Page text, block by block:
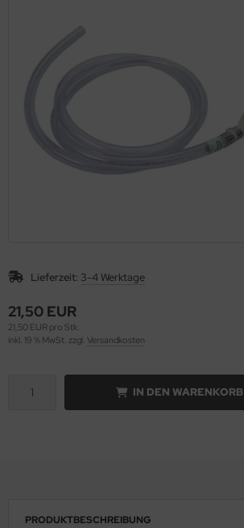
Lieferzeit: 3-4 Werktage
21,50 EUR
21,50 EUR pro Stk.
inkl. 19 % MwSt. zzgl. Versandkosten
IN DEN WARENKORB
PRODUKTBESCHREIBUNG